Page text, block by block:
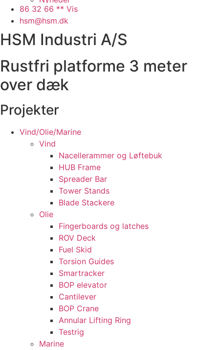
Presse
Arbejdspladsen
Faciliteter
Samarbejdspartnere
Historie
QHSE
Ledige stillinger
Kontakt
86 32 66 ** Vis
hsm@hsm.dk
HSM Industri A/S
Rustfri platforme 3 meter
over dæk
Projekter
Vind/Olie/Marine
Vind
Nacellerammer og Løftebuk
HUB Frame
Spreader Bar
Tower Stands
Blade Stackere
Olie
Fingerboards og latches
ROV Deck
Fuel Skid
Torsion Guides
Smartracker
BOP elevator
Cantilever
BOP Crane
Annular Lifting Ring
Testrig
Marine